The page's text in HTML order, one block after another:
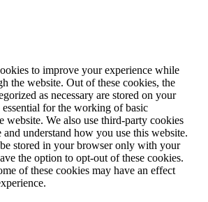
to improve your experience while
the website. Out of these cookies, the
as necessary are stored on your
essential for the working of basic
website. We also use third-party cookies
and understand how you use this website.
stored in your browser only with your
the option to opt-out of these cookies.
of these cookies may have an effect